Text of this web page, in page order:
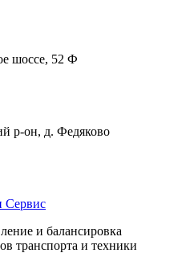
шоссе, 52 Ф
р-он, д. Федяково
и балансировка
транспорта и техники